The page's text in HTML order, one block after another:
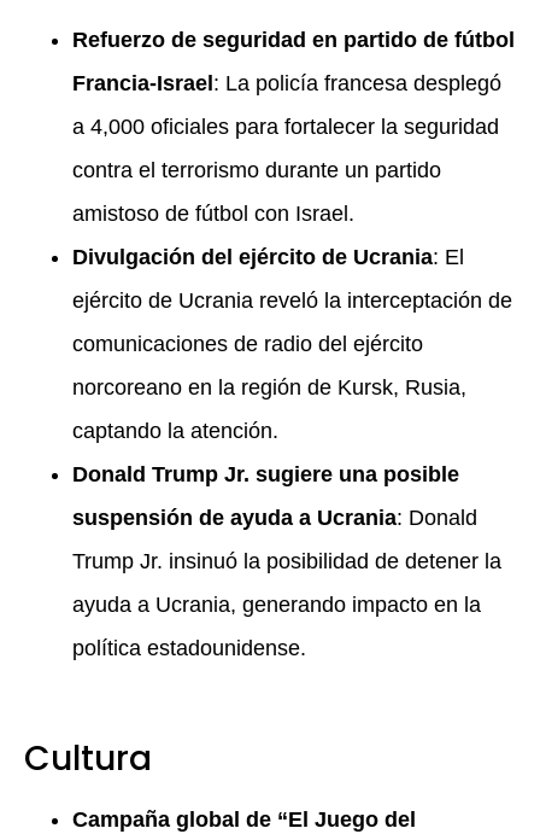
Refuerzo de seguridad en partido de fútbol
Francia-Israel : La policía francesa desplegó
a 4,000 oficiales para fortalecer la seguridad
contra el terrorismo durante un partido
amistoso de fútbol con Israel.
Divulgación del ejército de Ucrania: El
ejército de Ucrania reveló la interceptación de
comunicaciones de radio del ejército
norcoreano en la región de Kursk, Rusia,
captando la atención.
Donald Trump Jr. sugiere una posible
suspensión de ayuda a Ucrania: Donald
Trump Jr. insinuó la posibilidad de detener la
ayuda a Ucrania, generando impacto en la
política estadounidense.
Cultura
Campaña global de “El Juego del